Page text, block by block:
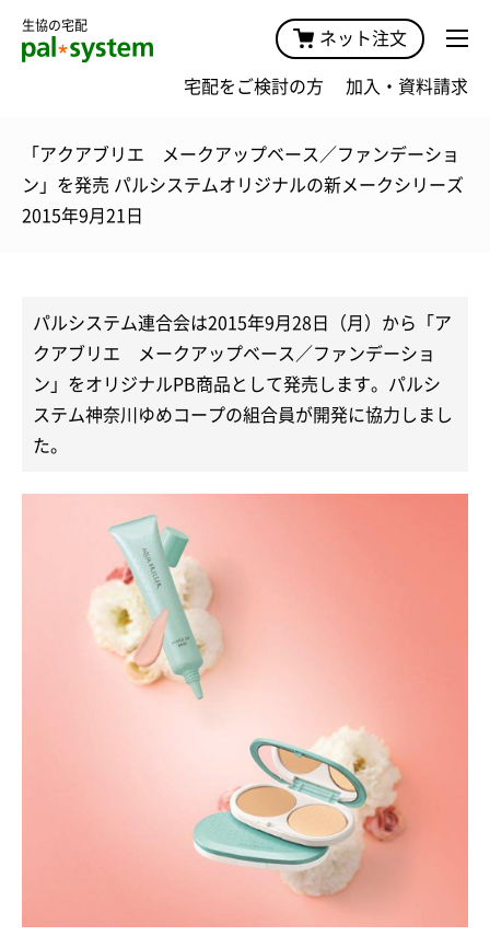
生協の宅配
ネット注文
宅配をご検討の方 加入・資料請求
「アクアブリエ メークアップベース／ファンデーショ
ン」を発売 パルシステムオリジナルの新メークシリーズ
2015年9月21日
パルシステム連合会は2015年9月28日（月）から「ア
クアブリエ メークアップベース／ファンデーショ
ン」をオリジナルPB商品として発売します。パルシ
ステム神奈川ゆめコープの組合員が開発に協力しまし
た。